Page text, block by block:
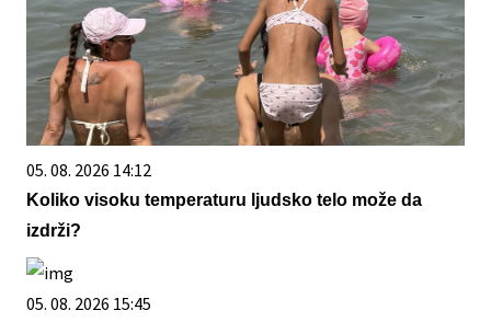
05. 08. 2026 14:12
Koliko visoku temperaturu ljudsko telo može da
izdrži?
05. 08. 2026 15:45